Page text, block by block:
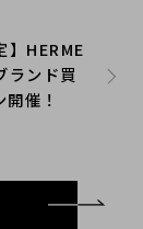
】HERME
ランド買
催！